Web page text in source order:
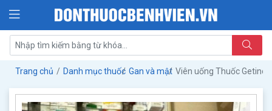
Trang chủ Danh mục thuốc Gan và mật Viên uống Thuốc